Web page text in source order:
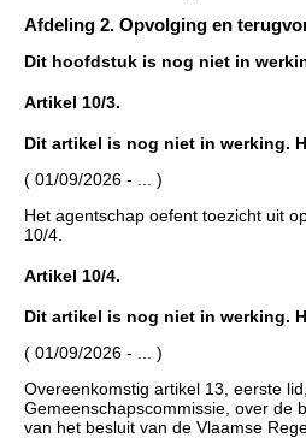
Afdeling 2. Opvolging en
Dit hoofdstuk is nog niet in
Artikel 10/3.
Dit artikel is nog niet in werking.
( 01/09/2026 - ... )
Het agentschap oefent toezicht uit
10/4.
Artikel 10/4.
Dit artikel is nog niet in werking.
( 01/09/2026 - ... )
Overeenkomstig artikel 13, eerste
Gemeenschapscommissie, over de
van het besluit van de Vlaamse